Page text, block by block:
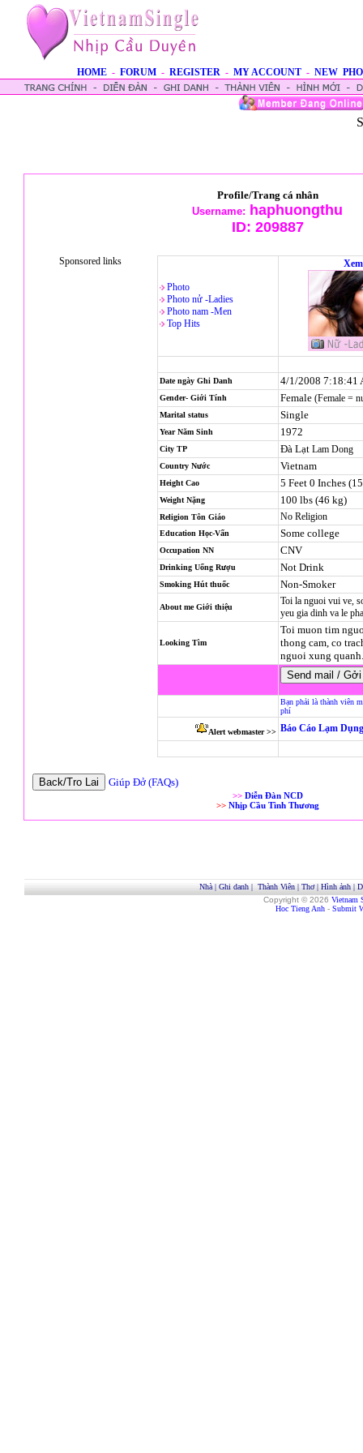
HOME - FORUM - REGISTER - MY ACCOUNT - NEW
Profile/Trang cá nhân
Username: haphuongthu
ID: 209887
Sponsored links
Photo
Photo nử -Ladies
Photo nam -Men
Top Hits
Date ngày Ghi Danh 4/1/2008 7:18:41
Gender- Giới Tính Female (Female =
Marital status Single
Year Năm Sinh 1972
City TP Đà Lạt Lam Dong
Country Nước Vietnam
Height Cao 5 Feet 0 Inches
Weight Nặng 100 lbs (46 kg)
Religion Tôn Giáo No Religion
Education Học-Vấn Some college
Occupation NN CNV
Drinking Uống Rượu Not Drink
Smoking Hút thuốc Non-Smoker
About me Giới thiệu
Toi la nguoi vui ve,
yeu gia dinh va le
Looking Tìm
Toi muon tim
thong cam, co
nguoi xung
Bạn phải là thành viên
phí
Alert webmaster >> Báo Cáo Lạm
Giúp Đở (FAQs)
>> Diễn Đàn NCD
>> Nhịp Cầu Tình Thương
Nhà| Ghi danh| Thành Viên| Thơ| Hình ảnh|
Copyright © 2026 Vietnam
Hoc Tieng Anh - Submit